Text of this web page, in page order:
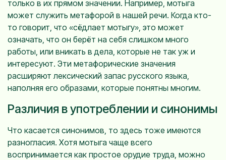
только в их прямом значении. Например, мотыга
может служить метафорой в нашей речи. Когда кто-
то говорит, что «сёдлает мотыгу», это может
означать, что он берёт на себя слишком много
работы, или вникать в дела, которые не так уж и
интересуют. Эти метафорические значения
расширяют лексический запас русского языка,
наполняя его образами, которые понятны многим.
Различия в употреблении и синонимы
Что касается синонимов, то здесь тоже имеются
разногласия. Хотя мотыга чаще всего
воспринимается как простое орудие труда, можно